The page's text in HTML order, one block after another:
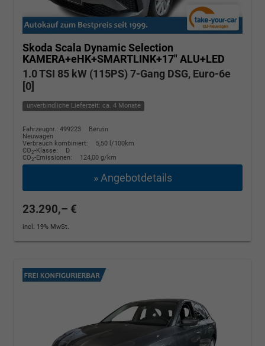
Skoda Scala Dynamic Selection
KAMERA+eHK+SMARTLINK+17" ALU+LED
1.0 TSI 85 kW (115PS) 7-Gang DSG, Euro-6e
[0]
unverbindliche Lieferzeit: ca. 4 Monate
Fahrzeugnr.: 499223
Benzin
Neuwagen
Verbrauch kombiniert:
5,50 l/100km
CO2-Klasse:
D
CO2-Emissionen: 124,00 g/km
» Angebotdetails
23.290,– €
incl. 19% MwSt.